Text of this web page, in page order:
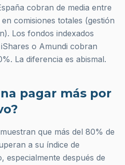
cobran de media entre
comisiones totales (gestión
Los fondos indexados
o Amundi cobran
La diferencia es abismal.
pagar más por
que más del 80% de
a su índice de
especialmente después de